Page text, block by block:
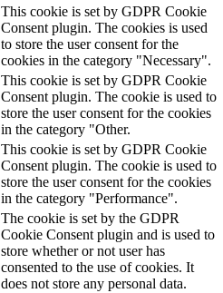
This cookie is set by GDPR Cookie
Consent plugin. The cookies is used
to store the user consent for the
cookies in the category "Necessary".
This cookie is set by GDPR Cookie
Consent plugin. The cookie is used to
store the user consent for the cookies
in the category "Other.
This cookie is set by GDPR Cookie
Consent plugin. The cookie is used to
store the user consent for the cookies
in the category "Performance".
The cookie is set by the GDPR
Cookie Consent plugin and is used to
store whether or not user has
consented to the use of cookies. It
does not store any personal data.